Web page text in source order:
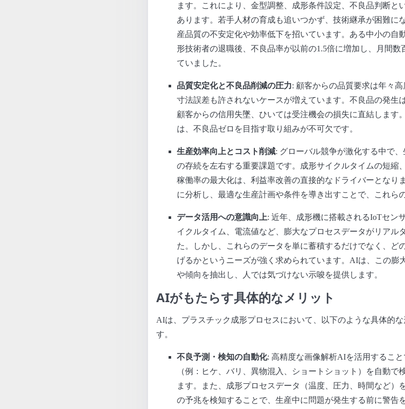
ます。これにより、金型調整、成形条件設定、不良品判断と
あります。若手人材の育成も追いつかず、技術継承が困難に
産品質の不安定化や効率低下を招いています。ある中小の自
形技術者の退職後、不良品率が以前の1.5倍に増加し、月間
ていました。
品質安定化と不良品削減の圧力: 顧客からの品質要求は年々
寸法誤差も許されないケースが増えています。不良品の発生
顧客からの信用失墜、ひいては受注機会の損失に直結します
は、不良品ゼロを目指す取り組みが不可欠です。
生産効率向上とコスト削減: グローバル競争が激化する中で
の存続を左右する重要課題です。成形サイクルタイムの短縮
稼働率の最大化は、利益率改善の直接的なドライバーとなり
に分析し、最適な生産計画や条件を導き出すことで、これら
データ活用への意識向上: 近年、成形機に搭載されるIoTセン
イクルタイム、電流値など、膨大なプロセスデータがリアル
た。しかし、これらのデータを単に蓄積するだけでなく、ど
げるかというニーズが強く求められています。AIは、この膨
や傾向を抽出し、人では気づけない示唆を提供します。
AIがもたらす具体的なメリット
AIは、プラスチック成形プロセスにおいて、以下のような具体的
す。
不良予測・検知の自動化: 高精度な画像解析AIを活用するこ
（例：ヒケ、バリ、異物混入、ショートショット）を自動で
ます。また、成形プロセスデータ（温度、圧力、時間など）
の予兆を検知することで、生産中に問題が発生する前に警告